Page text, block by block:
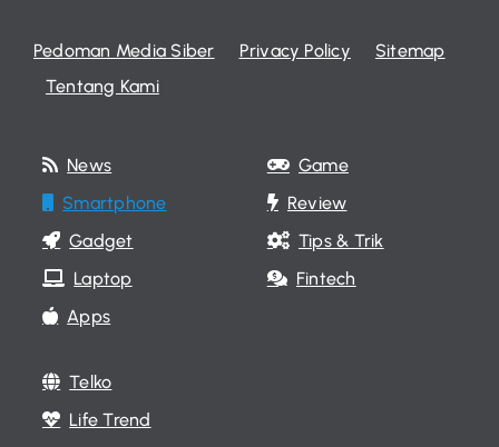
Pedoman Media Siber Privacy Policy
Sitemap
Tentang Kami
News
Smartphone
Gadget
Laptop
Apps
Game
Review
Tips & Trik
Fintech
Telko
Life Trend